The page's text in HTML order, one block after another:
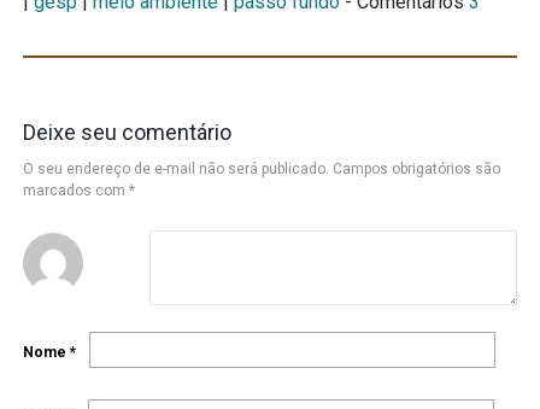
Deixe seu comentário
O seu endereço de e-mail não será publicado. Campos obrigatórios são
marcados com *
Nome *